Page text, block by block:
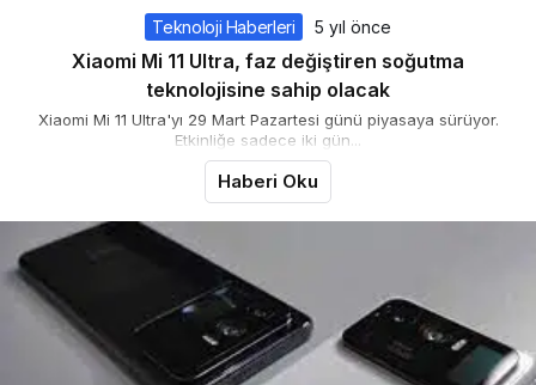
Teknoloji Haberleri 5 yıl önce
Xiaomi Mi 11 Ultra, faz değiştiren soğutma
teknolojisine sahip olacak
Xiaomi Mi 11 Ultra'yı 29 Mart Pazartesi günü piyasaya sürüyor.
Etkinliğe sadece iki gün...
Haberi Oku